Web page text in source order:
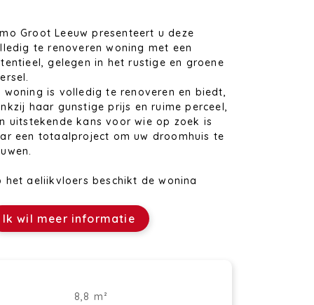
Groot Leeuw presenteert u deze
te renoveren woning met een
gelegen in het rustige en groene
woning is volledig te renoveren en biedt,
haar gunstige prijs en ruime perceel,
uitstekende kans voor wie op zoek is
een totaalproject om uw droomhuis te
het gelijkvloers beschikt de woning
bureauruimte en een badkamer. De
verdieping omvat twee ruime
als atelier, extra opslag of
Ik wil meer informatie
8,8 m²